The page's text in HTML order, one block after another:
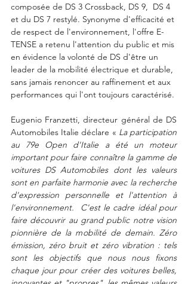
composée de DS 3 Crossback, DS 9,  DS 4
et du DS 7 restylé. Synonyme d'efficacité et
de respect de l'environnement, l'offre E-
TENSE a retenu l'attention du public et mis
en évidence la volonté de DS d'être un
leader de la mobilité électrique et durable,
sans jamais renoncer au raffinement et aux
performances qui l'ont toujours caractérisé.
Eugenio Franzetti, directeur général de DS
Automobiles Italie déclare « La participation
au 79e Open d'Italie a été un moteur
important pour faire connaître la gamme de
voitures DS Automobiles dont les valeurs
sont en parfaite harmonie avec la recherche
d'expression personnelle et l'attention à
l'environnement.  C'est le cadre idéal pour
faire découvrir au grand public notre vision
pionnière de la mobilité de demain. Zéro
émission, zéro bruit et zéro vibration : tels
sont les objectifs que nous nous fixons
chaque jour pour créer des voitures belles,